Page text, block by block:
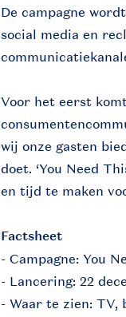
De campagne
social media en
Voor het eerst
wij onze gasten
doet. ‘You Need
en tijd te maken
Factsheet
- Campagne: You
- Lancering: 22
- Waar te zien: TV,